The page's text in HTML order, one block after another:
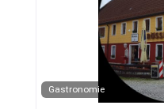
Gastronomie